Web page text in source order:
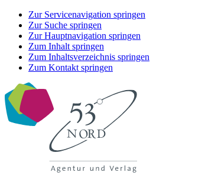
Zur Servicenavigation springen
Zur Suche springen
Zur Hauptnavigation springen
Zum Inhalt springen
Zum Inhaltsverzeichnis springen
Zum Kontakt springen